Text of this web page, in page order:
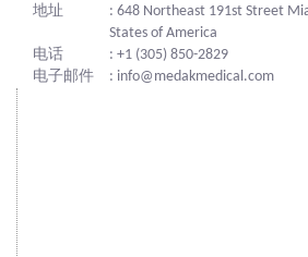
地址
: 648 Northeast 191st Street
States of America
电话
: +1 (305) 850-2829
电子邮件
: info@medakmedical.com